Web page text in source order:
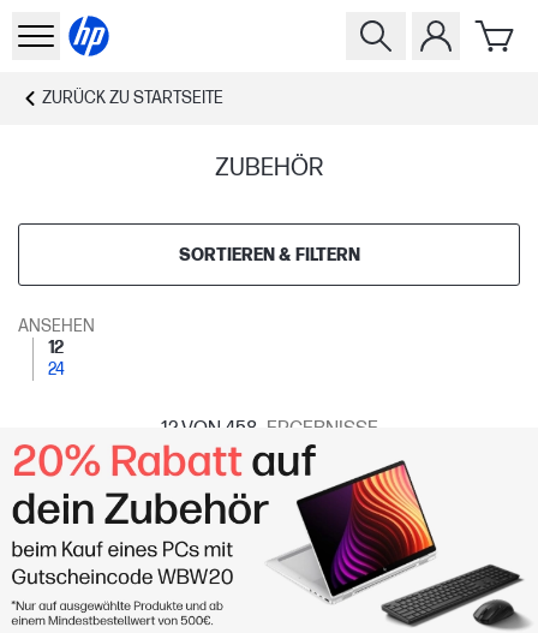
ZURÜCK ZU STARTSEITE
ZUBEHÖR
SORTIEREN & FILTERN
ANSEHEN
12
24
12VON 458 ERGEBNISSE